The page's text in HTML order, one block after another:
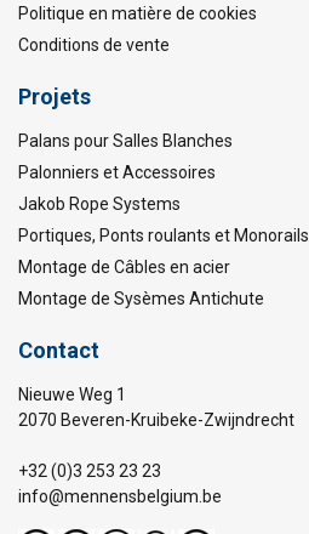
Politique en matière de cookies
Conditions de vente
Projets
Palans pour Salles Blanches
Palonniers et Accessoires
Jakob Rope Systems
Portiques, Ponts roulants et Monorails
Montage de Câbles en acier
Montage de Sysèmes Antichute
Contact
Nieuwe Weg 1
2070 Beveren-Kruibeke-Zwijndrecht
+32 (0)3 253 23 23
info@mennensbelgium.be